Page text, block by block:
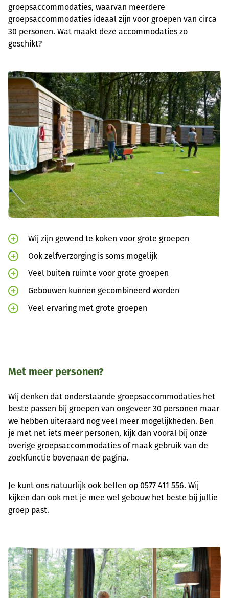
groepsaccommodaties, waarvan meerdere
groepsaccommodaties ideaal zijn voor groepen van circa
30 personen. Wat maakt deze accommodaties zo
geschikt?
Wij zijn gewend te koken voor grote groepen
Ook zelfverzorging is soms mogelijk
Veel buiten ruimte voor grote groepen
Gebouwen kunnen gecombineerd worden
Veel ervaring met grote groepen
Met meer personen?
Wij denken dat onderstaande groepsaccommodaties het
beste passen bij groepen van ongeveer 30 personen maar
we hebben uiteraard nog veel meer mogelijkheden. Ben
je met net iets meer personen, kijk dan vooral bij onze
overige groepsaccommodaties of maak gebruik van de
zoekfunctie bovenaan de pagina.
Je kunt ons natuurlijk ook bellen op 0577 411 556. Wij
kijken dan ook met je mee wel gebouw het beste bij jullie
groep past.